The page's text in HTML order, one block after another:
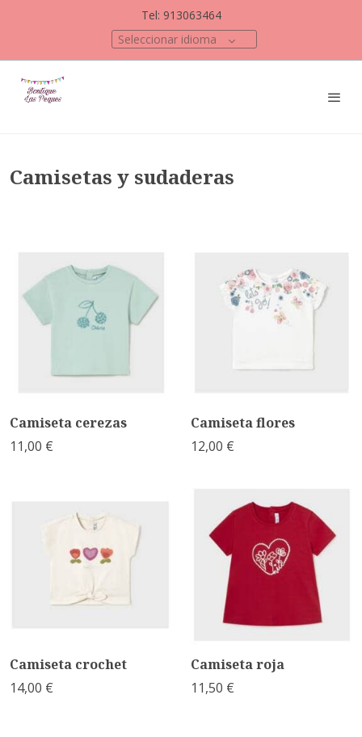
Tel: 913063464
Seleccionar idioma
Camisetas y sudaderas
Camiseta cerezas
11,00 €
Camiseta flores
12,00 €
Camiseta crochet
14,00 €
Camiseta roja
11,50 €